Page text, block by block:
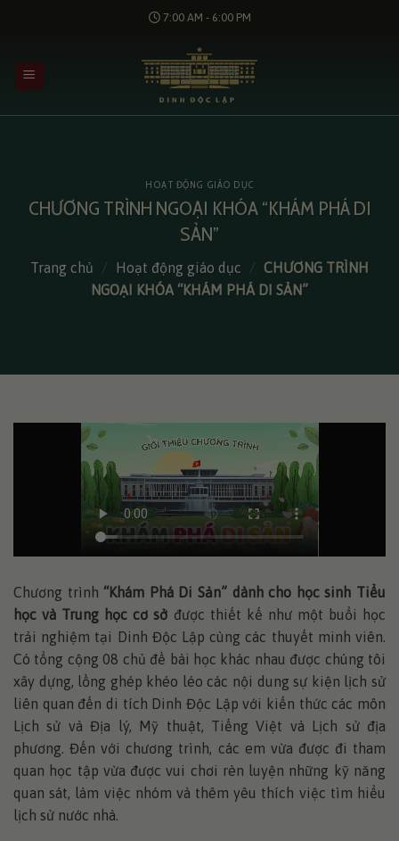
dung
7:00 AM - 6:00 PM
HOẠT ĐỘNG GIÁO DỤC
CHƯƠNG TRÌNH NGOẠI KHÓA “KHÁM PHÁ DI
SẢN”
Trang chủ / Hoạt động giáo dục / CHƯƠNG TRÌNH
NGOẠI KHÓA “KHÁM PHÁ DI SẢN”
Chương trình “Khám Phá Di Sản” dành cho học sinh Tiểu
học và Trung học cơ sở được thiết kế như một buổi học
trải nghiệm tại Dinh Độc Lập cùng các thuyết minh viên.
Có tổng cộng 08 chủ đề bài học khác nhau được chúng tôi
xây dựng, lồng ghép khéo léo các nội dung sự kiện lịch sử
liên quan đến di tích Dinh Độc Lập với kiến thức các môn
Lịch sử và Địa lý, Mỹ thuật, Tiếng Việt và Lịch sử địa
phương. Đến với chương trình, các em vừa được đi tham
quan học tập vừa được vui chơi rèn luyện những kỹ năng
quan sát, làm việc nhóm và thêm yêu thích việc tìm hiểu
lịch sử nước nhà.